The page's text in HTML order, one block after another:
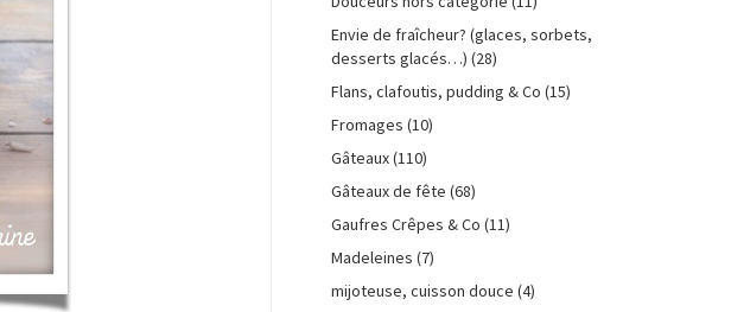
Envie de fraîcheur? (glaces, sorbets,
desserts glacés…) (28)
Flans, clafoutis, pudding & Co (15)
Fromages (10)
Gâteaux(110)
Gâteaux de fête (68)
Gaufres Crêpes & Co (11)
Madeleines (7)
mijoteuse, cuisson douce (4)